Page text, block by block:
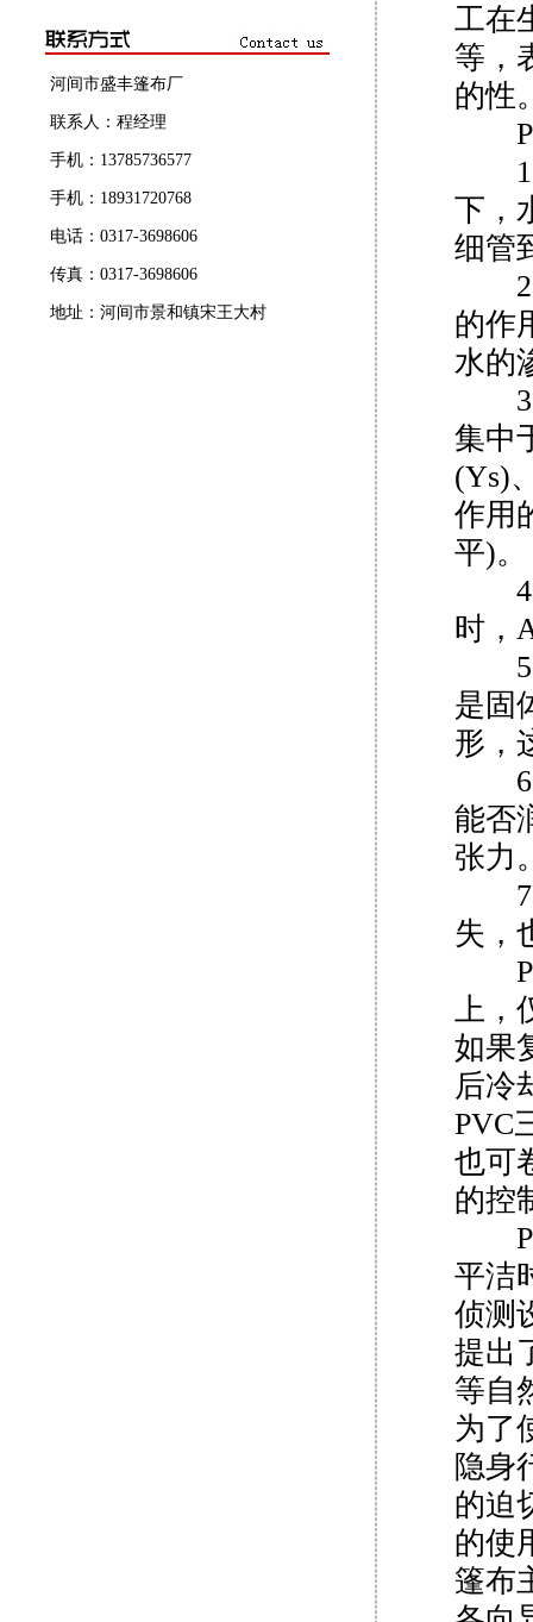
河间市盛丰篷布厂
联系人：程经理
手机：13785736577
手机：18931720768
电话：0317-3698606
传真：0317-3698606
地址：河间市景和镇宋王大村
工在
等，
的性
1、
下，
细管
2、
的作
水的
3、
集中
(Ys)
作用
平)。
4、
时，
5、
是固
形，
6、
能否
张力
7、
失，
上，
如果
后冷
PVC
也可
的控
平洁
侦测
提出
等自
为了
隐身
的迫
的使
篷布